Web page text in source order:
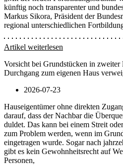
künftig noch transparenter und
Markus Sikora, Präsident der
regional unterschiedlichen
Artikel weiterlesen
Vorsicht bei Grundstücken in
Durchgang zum eigenen Haus
2026-07-23
Hauseigentümer ohne direkten
darauf, dass der Nachbar die
duldet. Das kann bei einem Streit
zum Problem werden, wenn im
eingetragen wurde. Sogar nach
gibt es kein Gewohnheitsrecht auf
Personen,